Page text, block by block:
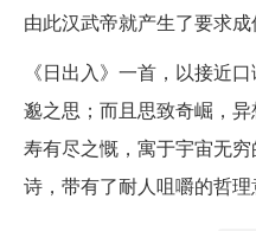
由此汉武帝就产生了要求成
《日出入》一首，以接近
邈之思；而且思致奇崛，
寿有尽之慨，寓于宇宙无
诗，带有了耐人咀嚼的哲理